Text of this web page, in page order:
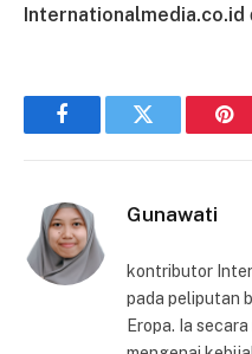
Internationalmedia.co.id
FacebookTwitter
Gunawati
kontributor
pada peliputan
Eropa. Ia